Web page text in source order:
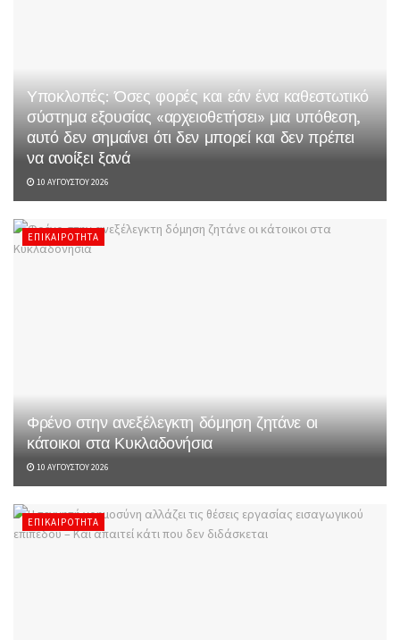
Υποκλοπές: Όσες φορές και εάν ένα καθεστωτικό
σύστημα εξουσίας «αρχειοθετήσει» μια υπόθεση,
αυτό δεν σημαίνει ότι δεν μπορεί και δεν πρέπει
να ανοίξει ξανά
10 ΑΥΓΟΎΣΤΟΥ 2026
ΕΠΙΚΑΙΡΌΤΗΤΑ
Φρένο στην ανεξέλεγκτη δόμηση ζητάνε οι
κάτοικοι στα Κυκλαδονήσια
10 ΑΥΓΟΎΣΤΟΥ 2026
ΕΠΙΚΑΙΡΌΤΗΤΑ